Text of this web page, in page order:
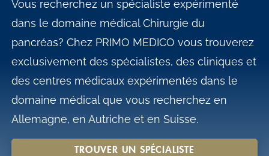
Vous recherchez un spécialiste expérimenté
dans le domaine médical Chirurgie du
pancréas? Chez PRIMO MEDICO vous trouverez
exclusivement des spécialistes, des cliniques et
des centres médicaux expérimentés dans le
domaine médical que vous recherchez en
Allemagne, en Autriche et en Suisse.
TROUVER UN SPÉCIALISTE